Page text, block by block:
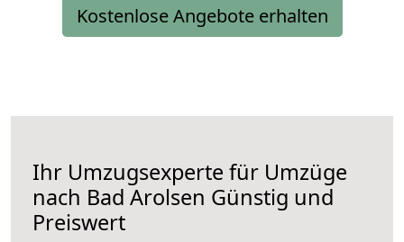
Kostenlose Angebote erhalten
Ihr Umzugsexperte für Umzüge
nach Bad Arolsen Günstig und
Preiswert